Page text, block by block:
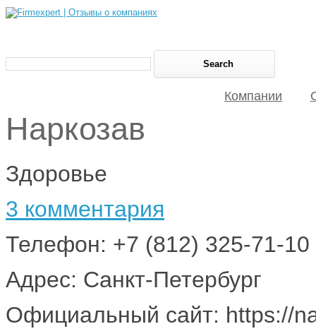
Компании
Наркозав
Здоровье
3 комментария
Телефон: +7 (812) 325-71-10
Адрес: Санкт-Петербург
Официальный сайт: https://